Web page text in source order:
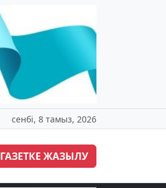
сенбі, 8 тамыз, 2026
ГАЗЕТКЕ ЖАЗЫЛУ